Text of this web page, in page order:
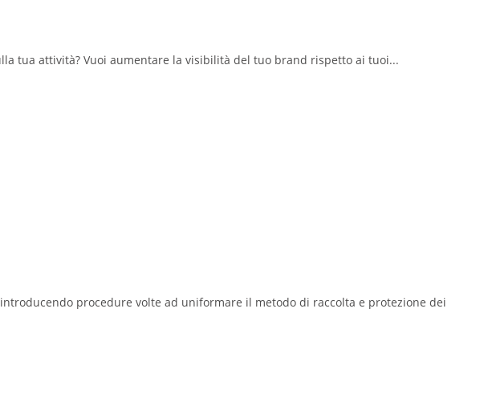
tua attività? Vuoi aumentare la visibilità del tuo brand rispetto ai tuoi...
procedure volte ad uniformare il metodo di raccolta e protezione dei